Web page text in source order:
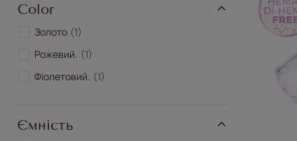
Color
Золото 1
Рожевий.
1
Фіолетовий.
1
Ємність